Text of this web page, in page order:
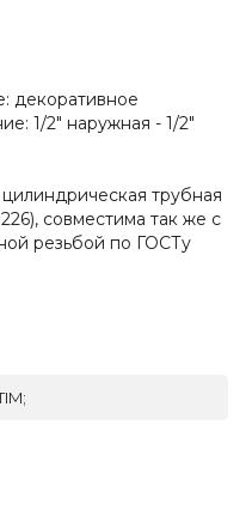
декоративное
1/2" наружная - 1/2"
трубная
совместима так же с
резьбой по ГОСТу